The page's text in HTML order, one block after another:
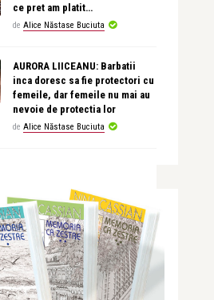
ce pret am platit…
de Alice Năstase Buciuta
AURORA LIICEANU: Barbatii
inca doresc sa fie protectori cu
femeile, dar femeile nu mai au
nevoie de protectia lor
de Alice Năstase Buciuta